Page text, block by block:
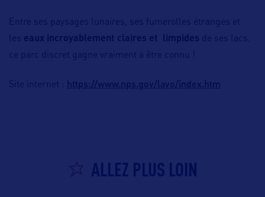
Entre ses paysages lunaires, ses fumerolles étranges et
les eaux incroyablement claires et limpides de ses lacs,
ce parc discret gagne vraiment à être connu !
Site internet : https://www.nps.gov/lavo/index.htm
ALLEZ PLUS LOIN